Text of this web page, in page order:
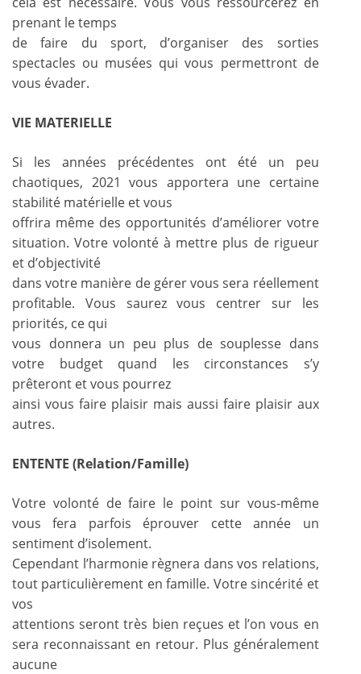
prenant le temps
de faire du sport, d’organiser des sorties
spectacles ou musées qui vous permettront de
vous évader.
VIE MATERIELLE
Si les années précédentes ont été un peu
chaotiques, 2021 vous apportera une certaine
stabilité matérielle et vous
offrira même des opportunités d’améliorer votre
situation. Votre volonté à mettre plus de rigueur
et d’objectivité
dans votre manière de gérer vous sera réellement
profitable. Vous saurez vous centrer sur les
priorités, ce qui
vous donnera un peu plus de souplesse dans
votre budget quand les circonstances s’y
prêteront et vous pourrez
ainsi vous faire plaisir mais aussi faire plaisir aux
autres.
ENTENTE (Relation/Famille)
Votre volonté de faire le point sur vous-même
vous fera parfois éprouver cette année un
sentiment d’isolement.
Cependant l’harmonie règnera dans vos relations,
tout particulièrement en famille. Votre sincérité et
vos
attentions seront très bien reçues et l’on vous en
sera reconnaissant en retour. Plus généralement
aucune